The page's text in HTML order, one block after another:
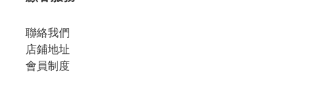
聯絡我們
店鋪地址
會員制度